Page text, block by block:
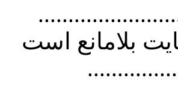
استفاده از
بلامانع است